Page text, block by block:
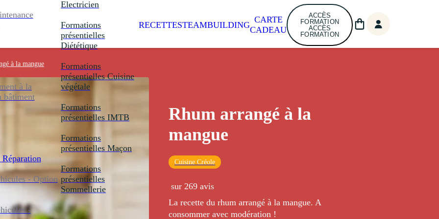
à la
bâtiment
- Option
-
Electricien
Formations
présentielles
Diététique
Formations
présentielles Cuisine
végétale
Formations
présentielles IMTB
Formations
présentielles Maçon
Formations
présentielles
Sommellerie
RECETTESTEAMBUILDING
CARTE
CADEAU
ACCÈS
FORMATION
ACCÈS
FORMATION
à la mangue
Rhum arrangé à la
mangue
Cuisine Créole
sur 269 avis
La recette du rhum arrangé à la mangue. A
consommer avec modération !